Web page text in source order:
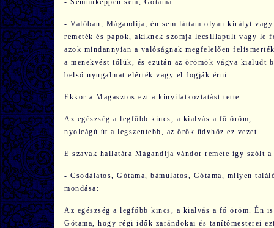
- Semmiképpen sem, Gótama.
- Valóban, Mágandija; én sem láttam olyan királyt
remeték és papok, akiknek szomja lecsillapult vagy
azok mindannyian a valóságnak megfelelően
a menekvést tőlük, és ezután az örömök vágya
belső nyugalmat elérték vagy el fogják érni.
Ekkor a Magasztos ezt a kinyilatkoztatást tette:
Az egészség a legfőbb kincs, a kialvás a fő öröm,
nyolcágú út a legszentebb, az örök üdvhöz ez vezet.
E szavak hallatára Mágandija vándor remete így szólt a
- Csodálatos, Gótama, bámulatos, Gótama, milyen
mondása:
Az egészség a legfőbb kincs, a kialvás a fő öröm. Én
Gótama, hogy régi idők zarándokai és tanítómesterei